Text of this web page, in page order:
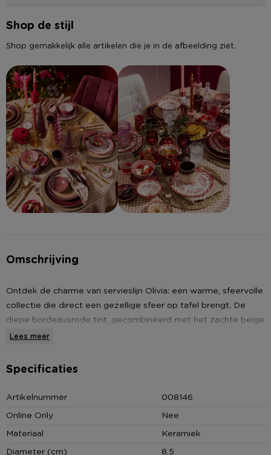
Shop de stijl
Shop gemakkelijk alle artikelen die je in de afbeelding ziet.
Omschrijving
Ontdek de charme van servieslijn Olivia: een warme, sfeervolle
collectie die direct een gezellige sfeer op tafel brengt. De
diepe bordeauxrode tint, gecombineerd met het zachte beige
en een unieke, reactieve glazuurlaag, zorgt voor een mooie
glazuur.
Begin je dag met een glimlach (en een flinke slok koffie) uit
prachtig in elkaar over door het reactieve glazuur, waardoor
geen enkele mok precies hetzelfde is. De royale inhoud van
270 ml maakt deze mok perfect voor koffie, thee, warme
Lees meer
Specificaties
Artikelnummer
008146
Online Only
Nee
Materiaal
Keramiek
Diameter (cm)
8,5